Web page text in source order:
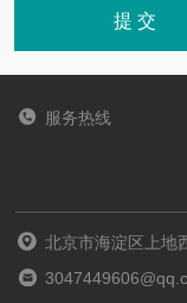
服务热线
北京市海淀区上地